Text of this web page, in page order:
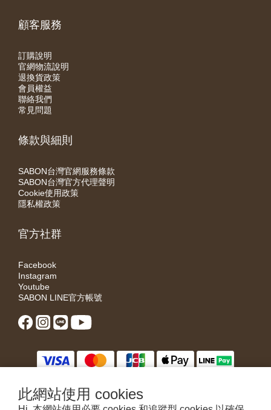
此網站使用 cookies
顧客服務
訂購說明
官網物流說明
退換貨政策
會員權益
聯絡我們
常見問題
條款與細則
SABON台灣官網服務條款
SABON台灣官方代理聲明
Cookie使用政策
隱私權政策
官方社群
Facebook
Instagram
Youtube
SABON LINE官方帳號